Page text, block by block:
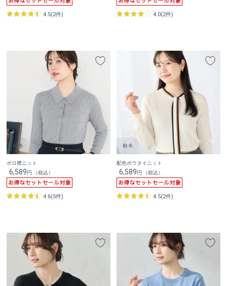
4.5(2件) 4.0(2件)
ポロ襟ニット
6,589円 （税込）
4.6(5件)
配色ボウタイニット
6,589円 （税込）
4.5(2件)